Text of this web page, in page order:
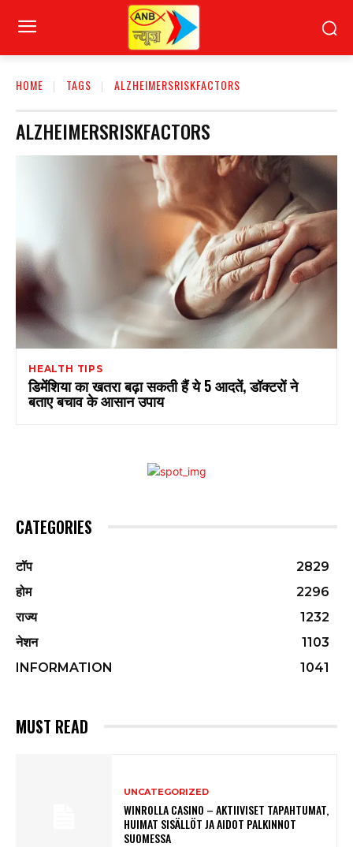
HOME TAGS ALZHEIMERSRISKFACTORS
ALZHEIMERSRISKFACTORS
HEALTH TIPS
डिमेंशिया का खतरा बढ़ा सकती हैं ये 5 आदतें, डॉक्टरों ने
बताए बचाव के आसान उपाय
CATEGORIES
टॉप
2829
होम
2296
राज्य
1232
नेशन
1103
INFORMATION
1041
MUST READ
UNCATEGORIZED
WINROLLA CASINO – AKTIIVISET TAPAHTUMAT,
HUIMAT SISÄLLÖT JA AIDOT PALKINNOT
SUOMESSA